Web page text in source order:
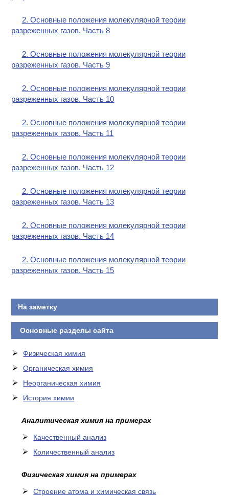
2. Основные положения молекулярной теории
разреженных газов. Часть 8
2. Основные положения молекулярной теории
разреженных газов. Часть 9
2. Основные положения молекулярной теории
разреженных газов. Часть 10
2. Основные положения молекулярной теории
разреженных газов. Часть 11
2. Основные положения молекулярной теории
разреженных газов. Часть 12
2. Основные положения молекулярной теории
разреженных газов. Часть 13
2. Основные положения молекулярной теории
разреженных газов. Часть 14
2. Основные положения молекулярной теории
разреженных газов. Часть 15
На заметку
Основные разделы сайта
Физическая химия
Органическая химия
Неорганическая химия
История химии
Аналитическая химия на примерах
Качественный анализ
Количественный анализ
Физическая химия на примерах
Cтроение атома и химическая связь